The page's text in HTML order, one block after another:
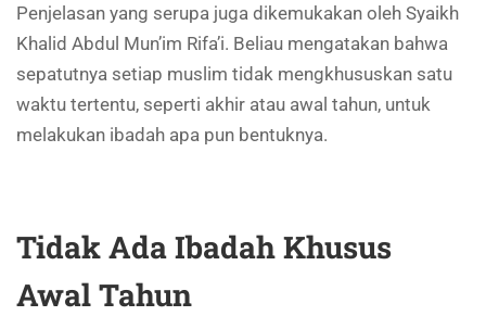
Penjelasan yang serupa juga dikemukakan oleh Syaikh
Khalid Abdul Mun’im Rifa’i. Beliau mengatakan bahwa
sepatutnya setiap muslim tidak mengkhususkan satu
waktu tertentu, seperti akhir atau awal tahun, untuk
melakukan ibadah apa pun bentuknya.
Tidak Ada Ibadah Khusus
Awal Tahun